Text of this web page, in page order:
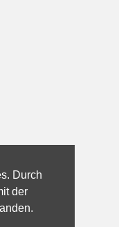
Durch
der